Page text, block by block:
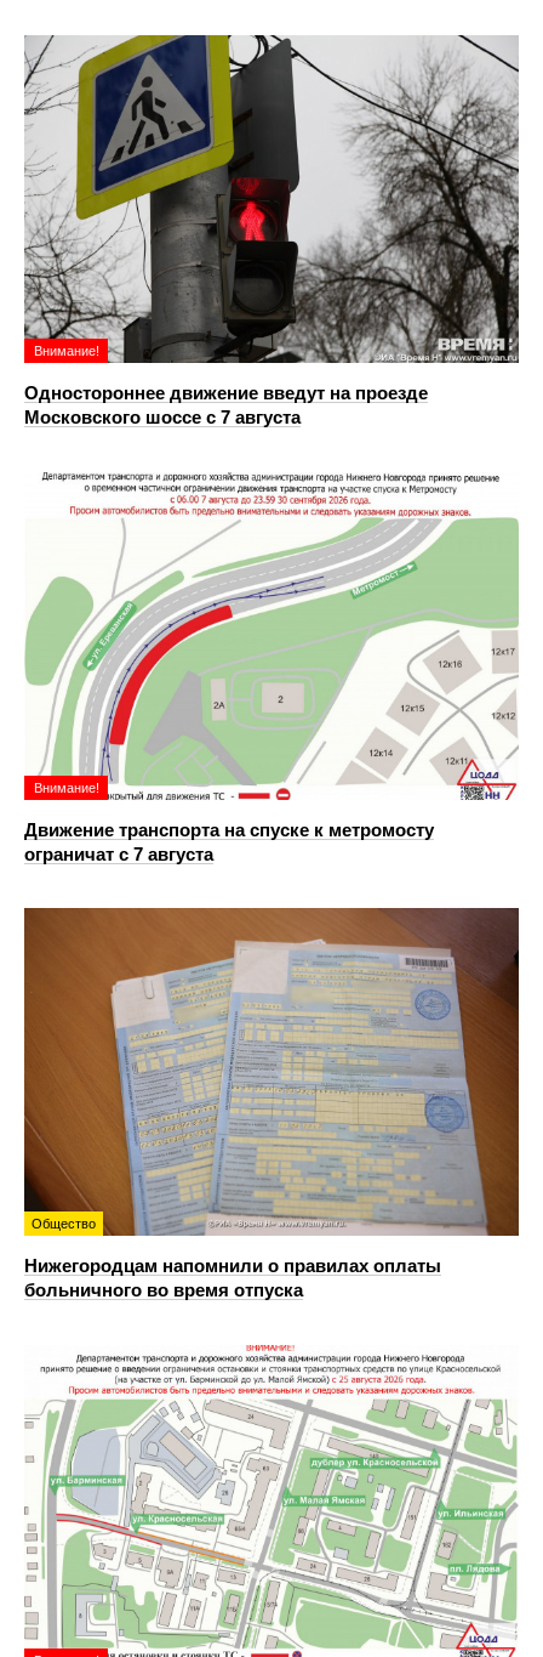
Внимание!
Одностороннее движение введут на проезде
Московского шоссе с 7 августа
Внимание!
Движение транспорта на спуске к метромосту
ограничат с 7 августа
Общество
Нижегородцам напомнили о правилах оплаты
больничного во время отпуска